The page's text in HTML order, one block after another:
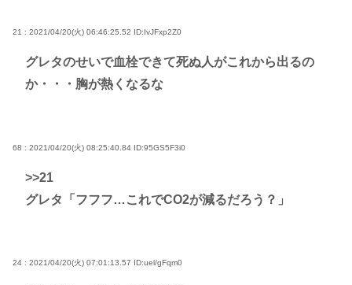
21 : 2021/04/20(火) 06:46:25.52 ID:IvJFxp2Z0
グレタのせいで血栓できて死ぬ人がこれから出るの
か・・・胸が熱くなるな
68 : 2021/04/20(火) 08:25:40.84 ID:95GS5F3i0
>>21
グレタ「フフフ…これでCO2が減るだろう？」
24 : 2021/04/20(火) 07:01:13.57 ID:uel/gFqm0